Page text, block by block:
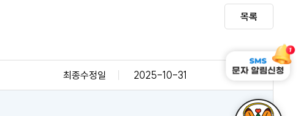
목록
최종수정일 2025-10-31